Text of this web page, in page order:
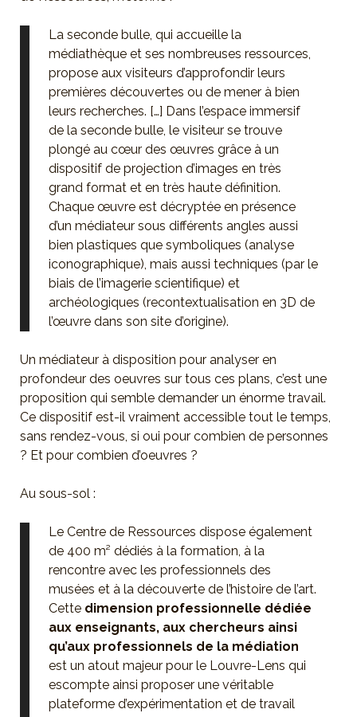
La seconde bulle, qui accueille la
médiathèque et ses nombreuses ressources,
propose aux visiteurs d’approfondir leurs
premières découvertes ou de mener à bien
leurs recherches. […] Dans l’espace immersif
de la seconde bulle, le visiteur se trouve
plongé au cœur des œuvres grâce à un
dispositif de projection d’images en très
grand format et en très haute définition.
Chaque œuvre est décryptée en présence
d’un médiateur sous différents angles aussi
bien plastiques que symboliques (analyse
iconographique), mais aussi techniques (par le
biais de l’imagerie scientifique) et
archéologiques (recontextualisation en 3D de
l’œuvre dans son site d’origine).
Un médiateur à disposition pour analyser en
profondeur des oeuvres sur tous ces plans, c’est une
proposition qui semble demander un énorme travail.
Ce dispositif est-il vraiment accessible tout le temps,
sans rendez-vous, si oui pour combien de personnes
? Et pour combien d’oeuvres ?
Au sous-sol :
Le Centre de Ressources dispose également
de 400 m² dédiés à la formation, à la
rencontre avec les professionnels des
musées et à la découverte de l’histoire de l’art.
Cette dimension professionnelle dédiée
aux enseignants, aux chercheurs ainsi
qu’aux professionnels de la médiation
est un atout majeur pour le Louvre-Lens qui
escompte ainsi proposer une véritable
plateforme d’expérimentation et de travail